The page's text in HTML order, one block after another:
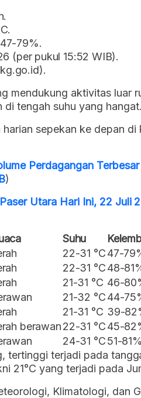
79%.
(per pukul 15:52 WIB).
mendukung aktivitas luar
di tengah suhu yang hangat.
sepekan ke depan
Perdagangan
)
Utara Hari Ini, 22 Juli
Suhu
22-31 °C47-
22-31 °C48-
21-31 °C 46-
21-32 °C44-
21-31 °C 39-
berawan22-31 °C45-
24-31 °C51-81%
tertinggi terjadi pada
21°C yang terjadi pada
Klimatologi, dan